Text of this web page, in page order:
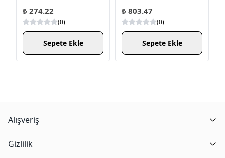
₺ 274.22
(0)
Sepete Ekle
₺ 803.47
(0)
Sepete Ekle
Alışveriş
Gizlilik